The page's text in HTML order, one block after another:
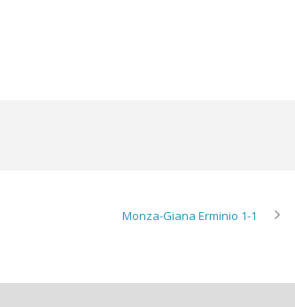
Monza-Giana Erminio 1-1